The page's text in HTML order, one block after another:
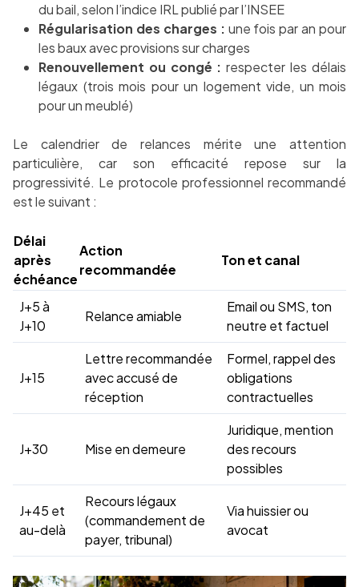
du bail, selon l’indice IRL publié par l’INSEE
Régularisation des charges : une fois par an pour
les baux avec provisions sur charges
Renouvellement ou congé : respecter les délais
légaux (trois mois pour un logement vide, un mois
pour un meublé)
Le calendrier de relances mérite une attention
particulière, car son efficacité repose sur la
progressivité. Le protocole professionnel recommandé
est le suivant :
Délai
après
échéance
Action
recommandée
Ton et canal
J+5 à
J+10
Relance amiable
Email ou SMS, ton
neutre et factuel
J+15
Lettre recommandée
avec accusé de
réception
Formel, rappel des
obligations
contractuelles
J+30 Mise en demeure
Juridique, mention
des recours
possibles
J+45 et
au-delà
Recours légaux
(commandement de
payer, tribunal)
Via huissier ou
avocat